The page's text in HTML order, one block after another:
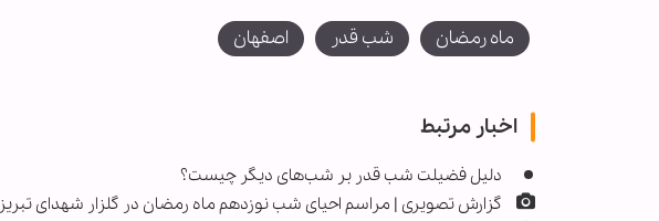
ماه رمضان شب قدر اصفهان
اخبار مرتبط
دلیل فضیلت شب قدر بر شب‌های دیگر چیست؟
گزارش تصویری | مراسم احیای شب نوزدهم ماه رمضان در گلزار شهدای تبریز